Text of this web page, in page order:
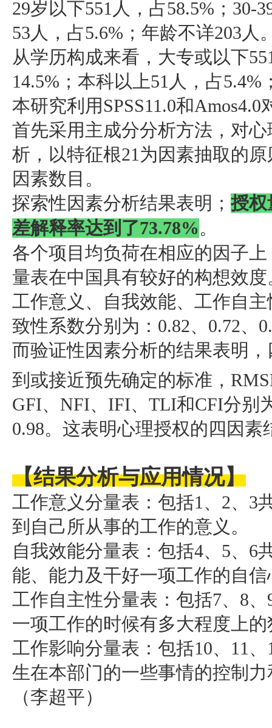
29岁以下551人，占58.5%；30-
53人，占5.6%；年龄不详203人
从学历构成来看，大专或以下
14.5%；本科以上51人，占5.4%
本研究利用SPSS11.0和
首先采用主成分分析方法，对
析，以特征根21为因素抽取的
因素数目。
探索性因素分析结果表明；授权
差解释率达到了73.78%。
各个项目均负荷在相应的因子
量表在中国具有较好的构想效度
工作意义、自我效能、工作自
致性系数分别为：0.82、0.72、
而验证性因素分析的结果表明
到或接近预先确定的标准，
GFI、NFI、IFI、TLI和CFI分别
0.98。这表明心理授权的四因
【结果分析与应用情况】
工作意义分量表：包括1、2、3
到自己所从事的工作的意义。
自我效能分量表：包括4、5、6
能、能力及干好一项工作的自信
工作自主性分量表：包括7、8
一项工作的时候有多大程度上
工作影响分量表：包括10、11
生在本部门的一些事情的控制
（李超平）